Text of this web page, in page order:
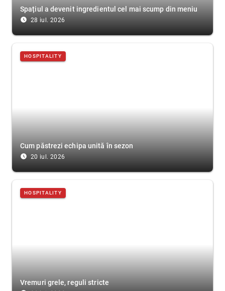
Spațiul a devenit ingredientul cel mai scump din meniu
access_time_filled 28 iul. 2026
HOSPITALITY
Cum păstrezi echipa unită în sezon
access_time_filled 20 iul. 2026
HOSPITALITY
Vremuri grele, reguli stricte